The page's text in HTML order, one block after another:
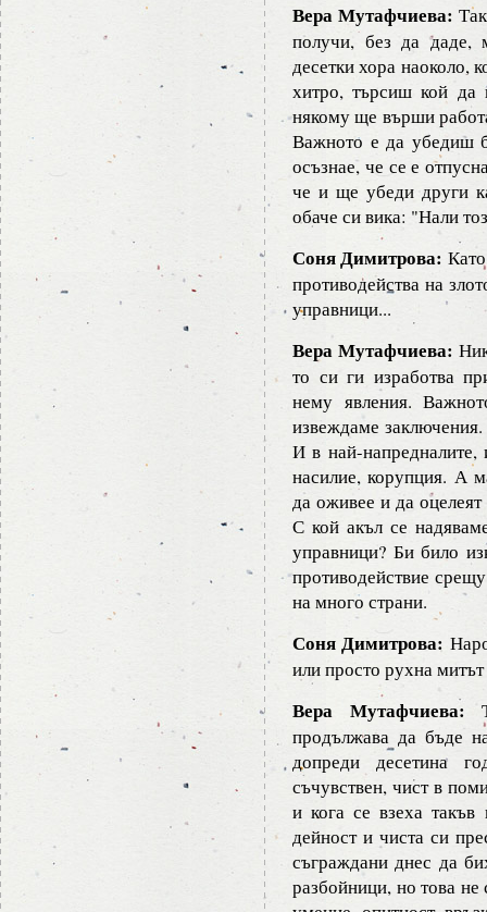
Вера Мутафчиева:
получи, без да даде,
десетки хора наоколо,
хитро, търсиш кой да
някому ще върши
Важното е да убедиш
осъзнае, че се е
че и ще убеди други
обаче си вика: "Нали
Соня Димитрова:
противодейства на
управници...
Вера Мутафчиева:
то си ги изработва
нему явления.
извеждаме
И в най-напредналите,
насилие, корупция. А
да оживее и да
С кой акъл се
управници? Би било
противодействие
на много страни.
Соня Димитрова:
или просто рухна митът
Вера Мутафчиева:
продължава да бъде
допреди десетина
съчувствен, чист в
и кога се взеха такъв
дейност и чиста си
съграждани днес да
разбойници, но това не